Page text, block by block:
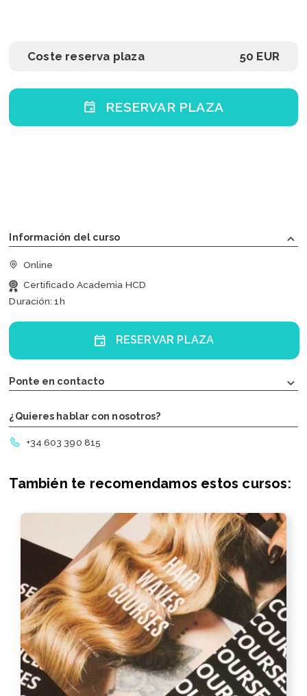
Coste reserva plaza 50 EUR
RESERVAR PLAZA
Información del curso keyboard_arrow_up
Online
Certificado Academia HCD
Duración: 1h
RESERVAR PLAZA
Ponte en contacto keyboard_arrow_down
¿Quieres hablar con nosotros?
+34 603 390 815
También te recomendamos estos cursos: